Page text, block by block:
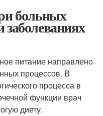
больных
питание направлено
процессов. В
процесса в
функции врач
диету.